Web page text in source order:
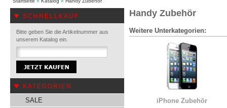
SCHNELLKAUF
Bitte geben Sie die Artikelnummer aus
unserem Katalog ein.
KATEGORIEN
SALE
Handy Zubehör
Weitere Unterkategorien:
iPhone Zubehör